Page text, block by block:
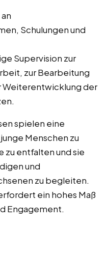
Schulungen und
Supervision zur
zur Bearbeitung
Weiterentwicklung der
spielen eine
Menschen zu
zu entfalten und sie
und
zu begleiten.
ein hohes Maß
Engagement.